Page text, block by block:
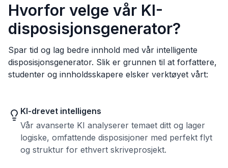
Hvorfor velge vår KI-
disposisjonsgenerator?
Spar tid og lag bedre innhold med vår intelligente
disposisjonsgenerator. Slik er grunnen til at forfattere,
studenter og innholdsskapere elsker verktøyet vårt:
KI-drevet intelligens
Vår avanserte KI analyserer temaet ditt og lager
logiske, omfattende disposisjoner med perfekt flyt
og struktur for ethvert skriveprosjekt.